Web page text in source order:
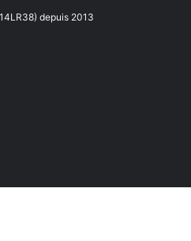
depuis 2013